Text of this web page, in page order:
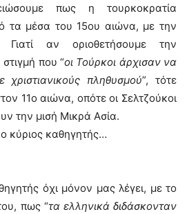
πως η τουρκοκρατία
τα μέσα του 15ου αιώνα, με την
αν οριοθετήσουμε την
που “οι Τούρκοι άρχισαν να
χριστιανικούς πληθυσμού”, τότε
11ο αιώνα, οπότε οι Σελτζούκοι
την μισή Μικρά Ασία.
κύριος καθηγητής…
όχι μόνον μας λέγει, με το
πως “τα ελληνικά διδάσκονταν